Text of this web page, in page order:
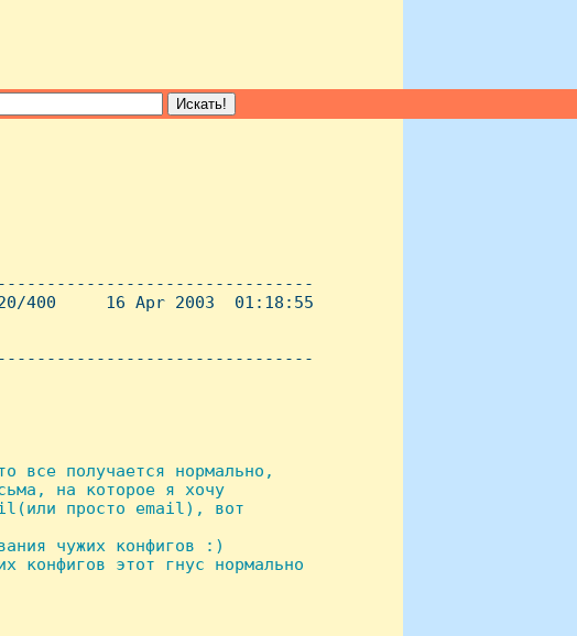
16 Apr 2003  01:18:55
все получается нормально,
на которое я хочу
просто email), вот
чужих конфигов :)
конфигов этот гнус нормально